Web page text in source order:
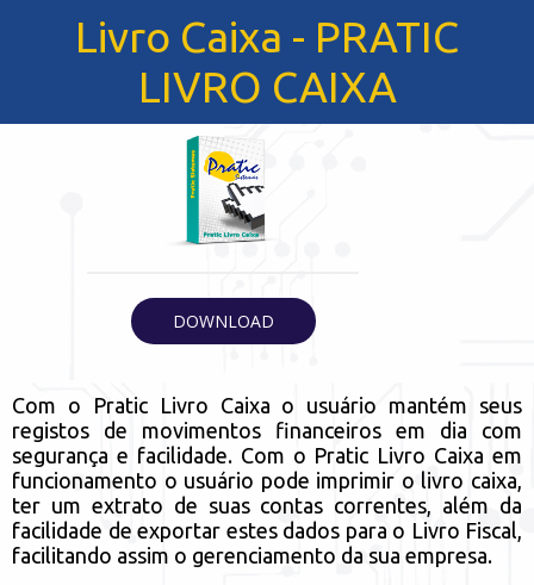
Livro Caixa - PRATIC
LIVRO CAIXA
DOWNLOAD
Com o Pratic Livro Caixa o usuário mantém seus
registos de movimentos financeiros em dia com
segurança e facilidade. Com o Pratic Livro Caixa em
funcionamento o usuário pode imprimir o livro caixa,
ter um extrato de suas contas correntes, além da
facilidade de exportar estes dados para o Livro Fiscal,
facilitando assim o gerenciamento da sua empresa.